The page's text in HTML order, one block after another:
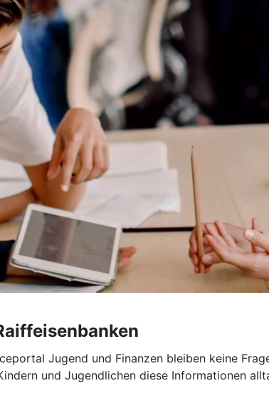
Jugend und Finanzen bleiben keine
und Jugendlichen diese Informationen